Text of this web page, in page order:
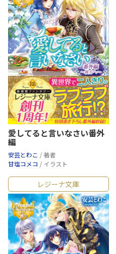
愛してると言いなさい番外
編
安芸とわこ / 著者
甘塩コメコ / イラスト
レジーナ文庫